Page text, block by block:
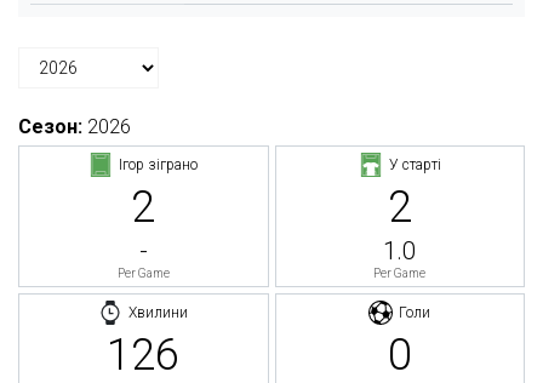
Сезон: 2026
Ігор зіграно
2
-
Per Game
У старті
2
1.0
Per Game
Хвилини
126
Голи
0